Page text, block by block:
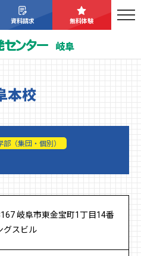
岐阜
資料請求 無料体験
本校
部（集団・個別）
岐阜市東金宝町1丁目14番
グスビル